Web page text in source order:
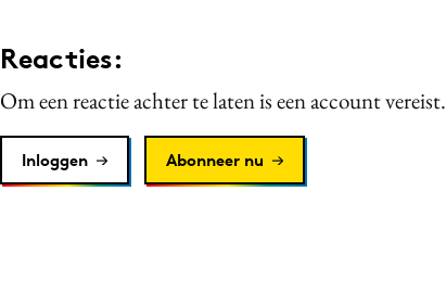
Reacties:
Om een reactie achter te laten is een account vereist.
Inloggen Abonneer nu